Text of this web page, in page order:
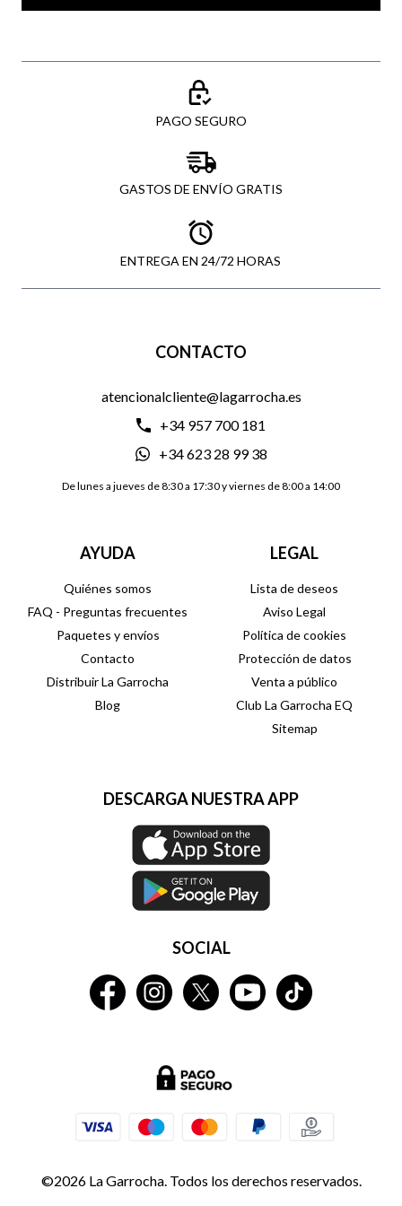
PAGO SEGURO
GASTOS DE ENVÍO GRATIS
ENTREGA EN 24/72 HORAS
CONTACTO
atencionalcliente@lagarrocha.es
+34 957 700 181
+34 623 28 99 38
De lunes a jueves de 8:30 a 17:30 y viernes de 8:00 a 14:00
AYUDA
Quiénes somos
FAQ - Preguntas frecuentes
Paquetes y envíos
Contacto
Distribuir La Garrocha
Blog
LEGAL
Lista de deseos
Aviso Legal
Política de cookies
Protección de datos
Venta a público
Club La Garrocha EQ
Sitemap
DESCARGA NUESTRA APP
SOCIAL
©2026 La Garrocha. Todos los derechos reservados.